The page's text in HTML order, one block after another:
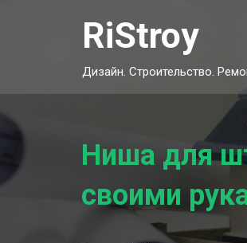
RiStroy
Дизайн. Строительство.
Ниша для
своими